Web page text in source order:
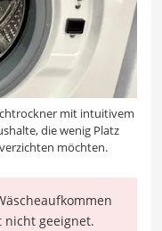
mit intuitivem
die wenig Platz
möchten.
nicht geeignet.